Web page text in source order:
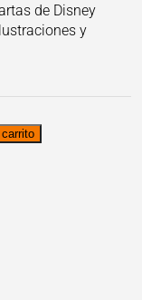
de Disney
y